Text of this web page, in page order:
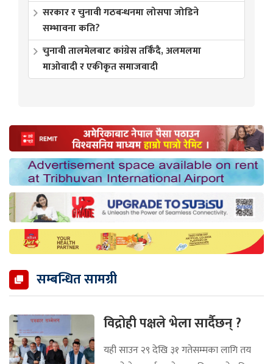
सरकार र चुनावी गठबन्धनमा लोसपा जोडिने
सम्भावना कति?
चुनावी तालमेलबाट कांग्रेस तर्किँदै, अलमलमा
माओवादी र एकीकृत समाजवादी
सम्बन्धित सामग्री
विद्रोही पक्षले भेला सार्दैछन् ?
यही साउन २९ देखि ३१ गतेसम्मका लागि तय